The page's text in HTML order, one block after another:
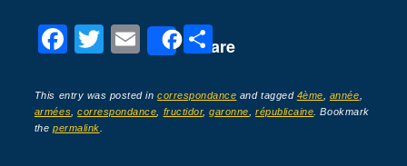
F
c
e
T
tt
er
E
ail
Share
P
ta
g
This entry was posted incorrespondance and tagged 4ème année
armées ,correspondance fructidor,garonne ,républicaine . Bookmark
thepermalink